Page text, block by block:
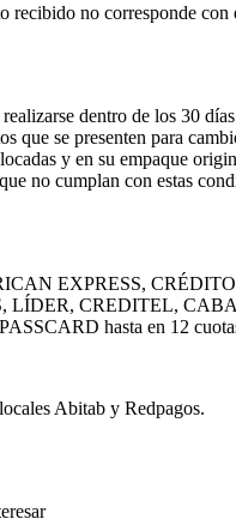
recibido no corresponde con
dentro de los 30
que se presenten para
y en su empaque
no cumplan con estas
EXPRESS,
LÍDER, CREDITEL,
hasta en 12
Abitab y Redpagos.